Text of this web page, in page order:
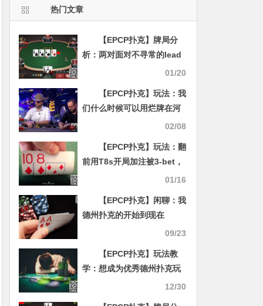
热门文章
【EPCP扑克】牌局分
析：两对面对不寻常的lead
01/20
【EPCP扑克】玩法：我
们什么时候可以用烂牌在河
02/08
【EPCP扑克】玩法：翻
前用T8s开局加注被3-bet，
只有这三种情况可以跟注01/16
【EPCP扑克】闲聊：我
德州扑克的开始到现在
09/23
【EPCP扑克】玩法教
学：想成为优秀德州扑克玩
12/30